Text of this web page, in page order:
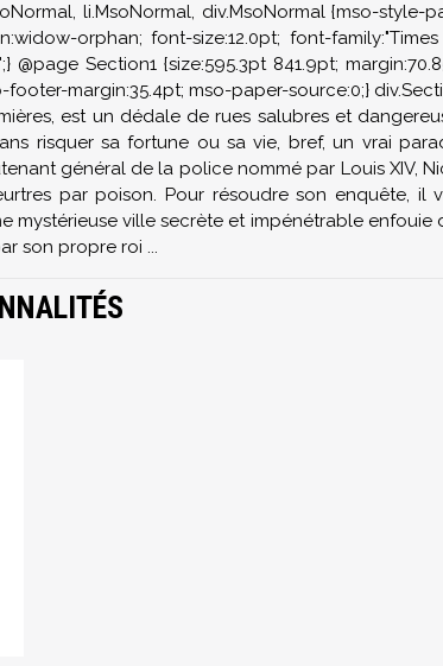
li.MsoNormal, div.MsoNormal {mso-style-
orphan; font-size:12.0pt; font-
@page Section1 {size:595.3pt 841.9pt;
margin:35.4pt; mso-paper-source:0;}
est un dédale de rues salubres et
risquer sa fortune ou sa vie, bref, un vrai
général de la police nommé par Louis XIV,
par poison. Pour résoudre son enquête, il
mystérieuse ville secrète et impénétrable
son propre roi ...